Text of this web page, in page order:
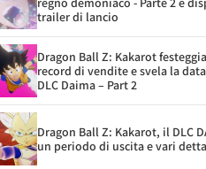
trailer di lancio
Dragon Ball Z: Kakarot
record di vendite e svela la
DLC Daima – Part 2
Dragon Ball Z: Kakarot, il DLC
un periodo di uscita e vari